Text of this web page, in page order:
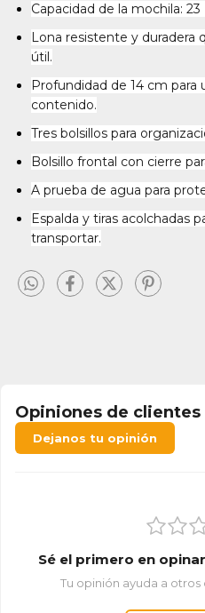
Capacidad de la mochila: 23
Lona resistente y duradera
útil.
Profundidad de 14 cm para
contenido.
Tres bolsillos para
Bolsillo frontal con cierre
A prueba de agua para
Espalda y tiras acolchadas
transportar.
Opiniones de clientes
Dejanos tu opinión
Sé el primero en
Tu opinión ayuda a